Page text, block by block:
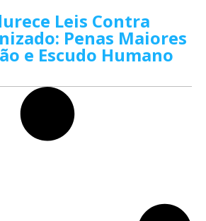
Leis Contra
Penas Maiores
e Escudo Humano